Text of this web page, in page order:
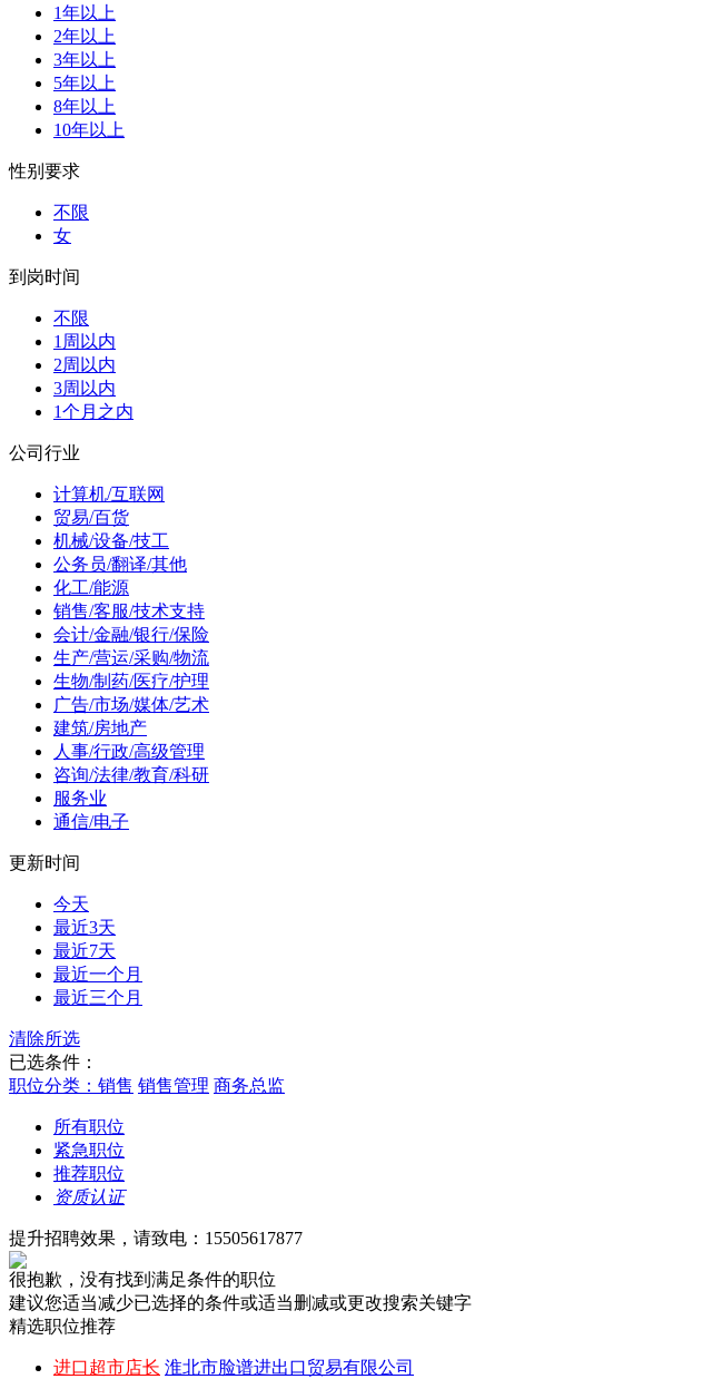
1年以上
2年以上
3年以上
5年以上
8年以上
10年以上
性别要求
不限
女
到岗时间
不限
1周以内
2周以内
3周以内
1个月之内
公司行业
计算机/互联网
贸易/百货
机械/设备/技工
公务员/翻译/其他
化工/能源
销售/客服/技术支持
会计/金融/银行/保险
生产/营运/采购/物流
生物/制药/医疗/护理
广告/市场/媒体/艺术
建筑/房地产
人事/行政/高级管理
咨询/法律/教育/科研
服务业
通信/电子
更新时间
今天
最近3天
最近7天
最近一个月
最近三个月
清除所选
已选条件：
职位分类：销售 销售管理 商务总监
所有职位
紧急职位
推荐职位
资质认证
提升招聘效果，请致电：15505617877
很抱歉，没有找到满足条件的职位
建议您适当减少已选择的条件或适当删减或更改搜索关键字
精选职位推荐
进口超市店长 淮北市脸谱进出口贸易有限公司